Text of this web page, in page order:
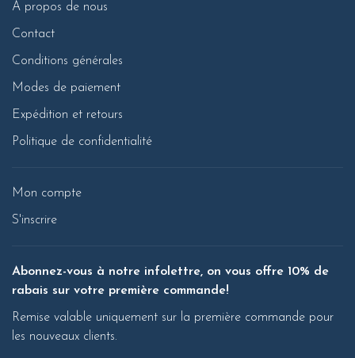
À propos de nous
Contact
Conditions générales
Modes de paiement
Expédition et retours
Politique de confidentialité
Mon compte
S'inscrire
Abonnez-vous à notre infolettre, on vous offre 10% de
rabais sur votre première commande!
Remise valable uniquement sur la première commande pour
les nouveaux clients.